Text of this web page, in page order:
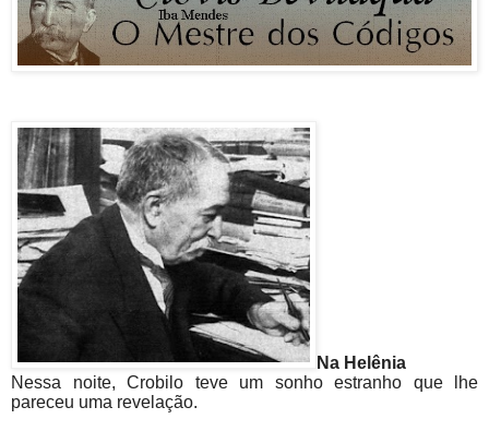
Na Helênia
Nessa noite, Crobilo teve um sonho estranho que lhe
pareceu uma revelação.